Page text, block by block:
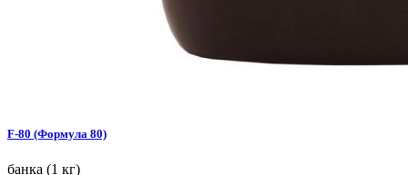
F-80 (Формула 80)
банка (1 кг)